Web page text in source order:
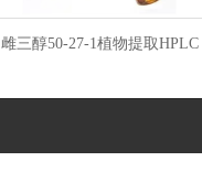
雌三醇50-27-1植物提取HPLC